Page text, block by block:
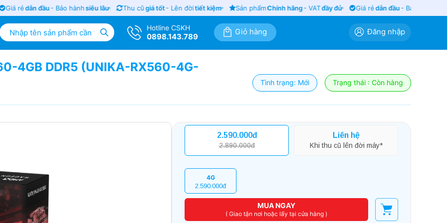
rẻ dẫn đầu- Bảo hànhsiêu lâu Thu cũgiá tốt- Lên đờitiết kiệm Sản phẩmChính hãng- VATđầy đủ Giá rẻ dẫn đầu- Bảo hành
Hotline CSKH
0898.143.789
Giỏ hàng Đăng nhập
4GB DDR5 (UNIKA-RX560-4G-
Tình trạng: Mới Trạng thái : Còn hàng
2.590.000đ
2.890.000đ
Liên hệ
Khi thu cũ lên đời máy*
4G
2.590.000đ
MUA NGAY
( Giao tận nơi hoặc lấy tại cửa hàng )